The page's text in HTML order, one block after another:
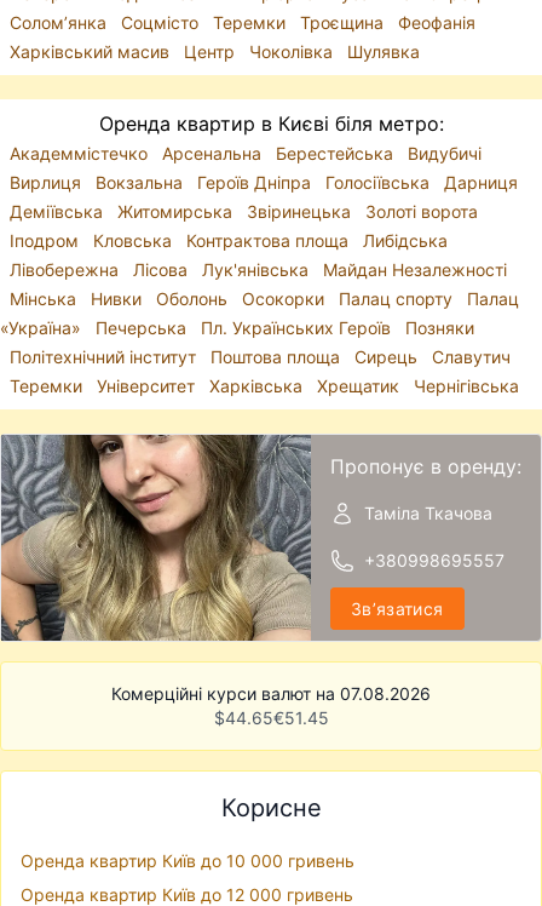
Солом’янка
Соцмісто Теремки Троєщина
Феофанія
Харківський масив
Центр Чоколівка Шулявка
Оренда квартир в Києві біля метро:
Академмістечко Арсенальна Берестейська
Видубичі
Вирлиця
Вокзальна Героїв Дніпра Голосіївська
Дарниця
Деміївська
Житомирська Звіринецька
Золоті ворота
Іподром
Кловська Контрактова площа
Либідська
Лівобережна
Лісова Лук'янівська
Майдан Незалежності
Мінська
Нивки Оболонь Осокорки Палац спорту
Палац
«Україна»
Печерська Пл. Українських Героїв
Позняки
Політехнічний інститут
Поштова площа Сирець
Славутич
Теремки
Університет Харківська Хрещатик Чернігівська
Пропонує в оренду:
Таміла Ткачова
+380998695557
Звʼязатися
Комерційні курси валют на 07.08.2026
$44.65€51.45
Корисне
Оренда квартир Київ до 10 000 гривень
Оренда квартир Київ до 12 000 гривень